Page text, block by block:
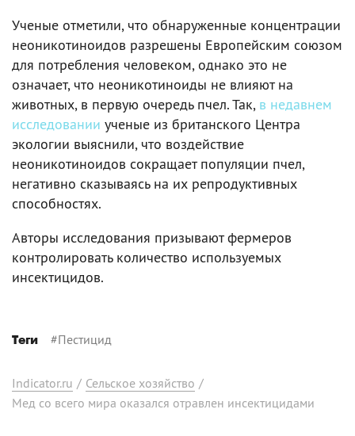
Ученые отметили, что обнаруженные концентрации
неоникотиноидов разрешены Европейским союзом
для потребления человеком, однако это не
означает, что неоникотиноиды не влияют на
животных, в первую очередь пчел. Так, в недавнем
исследовании ученые из британского Центра
экологии выяснили, что воздействие
неоникотиноидов сокращает популяции пчел,
негативно сказываясь на их репродуктивных
способностях.
Авторы исследования призывают фермеров
контролировать количество используемых
инсектицидов.
Теги #Пестицид
Indicator.ru / Сельское хозяйство /
Мед со всего мира оказался отравлен инсектицидами